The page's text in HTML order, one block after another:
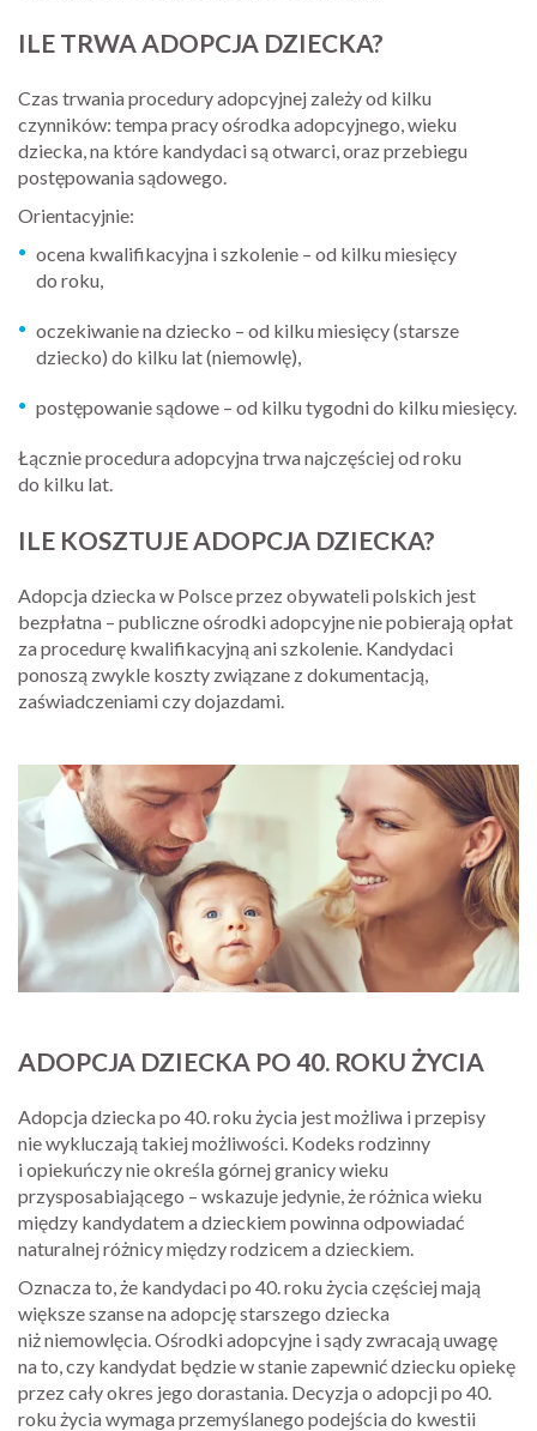
ILE TRWA ADOPCJA DZIECKA?
Czas trwania procedury adopcyjnej zależy od kilku
czynników: tempa pracy ośrodka adopcyjnego, wieku
dziecka, na które kandydaci są otwarci, oraz przebiegu
postępowania sądowego.
Orientacyjnie:
ocena kwalifikacyjna i szkolenie – od kilku miesięcy
do roku,
oczekiwanie na dziecko – od kilku miesięcy (starsze
dziecko) do kilku lat (niemowlę),
postępowanie sądowe – od kilku tygodni do kilku miesięcy.
Łącznie procedura adopcyjna trwa najczęściej od roku
do kilku lat.
ILE KOSZTUJE ADOPCJA DZIECKA?
Adopcja dziecka w Polsce przez obywateli polskich jest
bezpłatna – publiczne ośrodki adopcyjne nie pobierają opłat
za procedurę kwalifikacyjną ani szkolenie. Kandydaci
ponoszą zwykle koszty związane z dokumentacją,
zaświadczeniami czy dojazdami.
ADOPCJA DZIECKA PO 40. ROKU ŻYCIA
Adopcja dziecka po 40. roku życia jest możliwa i przepisy
nie wykluczają takiej możliwości. Kodeks rodzinny
i opiekuńczy nie określa górnej granicy wieku
przysposabiającego – wskazuje jedynie, że różnica wieku
między kandydatem a dzieckiem powinna odpowiadać
naturalnej różnicy między rodzicem a dzieckiem.
Oznacza to, że kandydaci po 40. roku życia częściej mają
większe szanse na adopcję starszego dziecka
niż niemowlęcia. Ośrodki adopcyjne i sądy zwracają uwagę
na to, czy kandydat będzie w stanie zapewnić dziecku opiekę
przez cały okres jego dorastania. Decyzja o adopcji po 40.
roku życia wymaga przemyślanego podejścia do kwestii